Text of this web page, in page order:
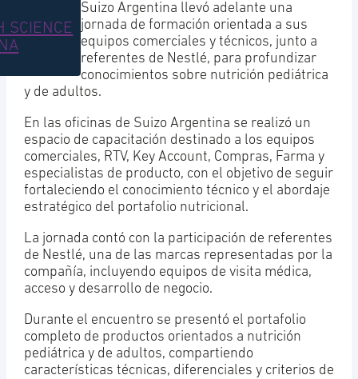
SCIENCE
Suizo Argentina llevó adelante una
jornada de formación orientada a sus
equipos comerciales y técnicos, junto a
referentes de Nestlé, para profundizar
conocimientos sobre nutrición pediátrica
y de adultos.
En las oficinas de Suizo Argentina se realizó un
espacio de capacitación destinado a los equipos
comerciales, RTV, Key Account, Compras, Farma y
especialistas de producto, con el objetivo de seguir
fortaleciendo el conocimiento técnico y el abordaje
estratégico del portafolio nutricional.
La jornada contó con la participación de referentes
de Nestlé, una de las marcas representadas por la
compañía, incluyendo equipos de visita médica,
acceso y desarrollo de negocio.
Durante el encuentro se presentó el portafolio
completo de productos orientados a nutrición
pediátrica y de adultos, compartiendo
características técnicas, diferenciales y criterios de